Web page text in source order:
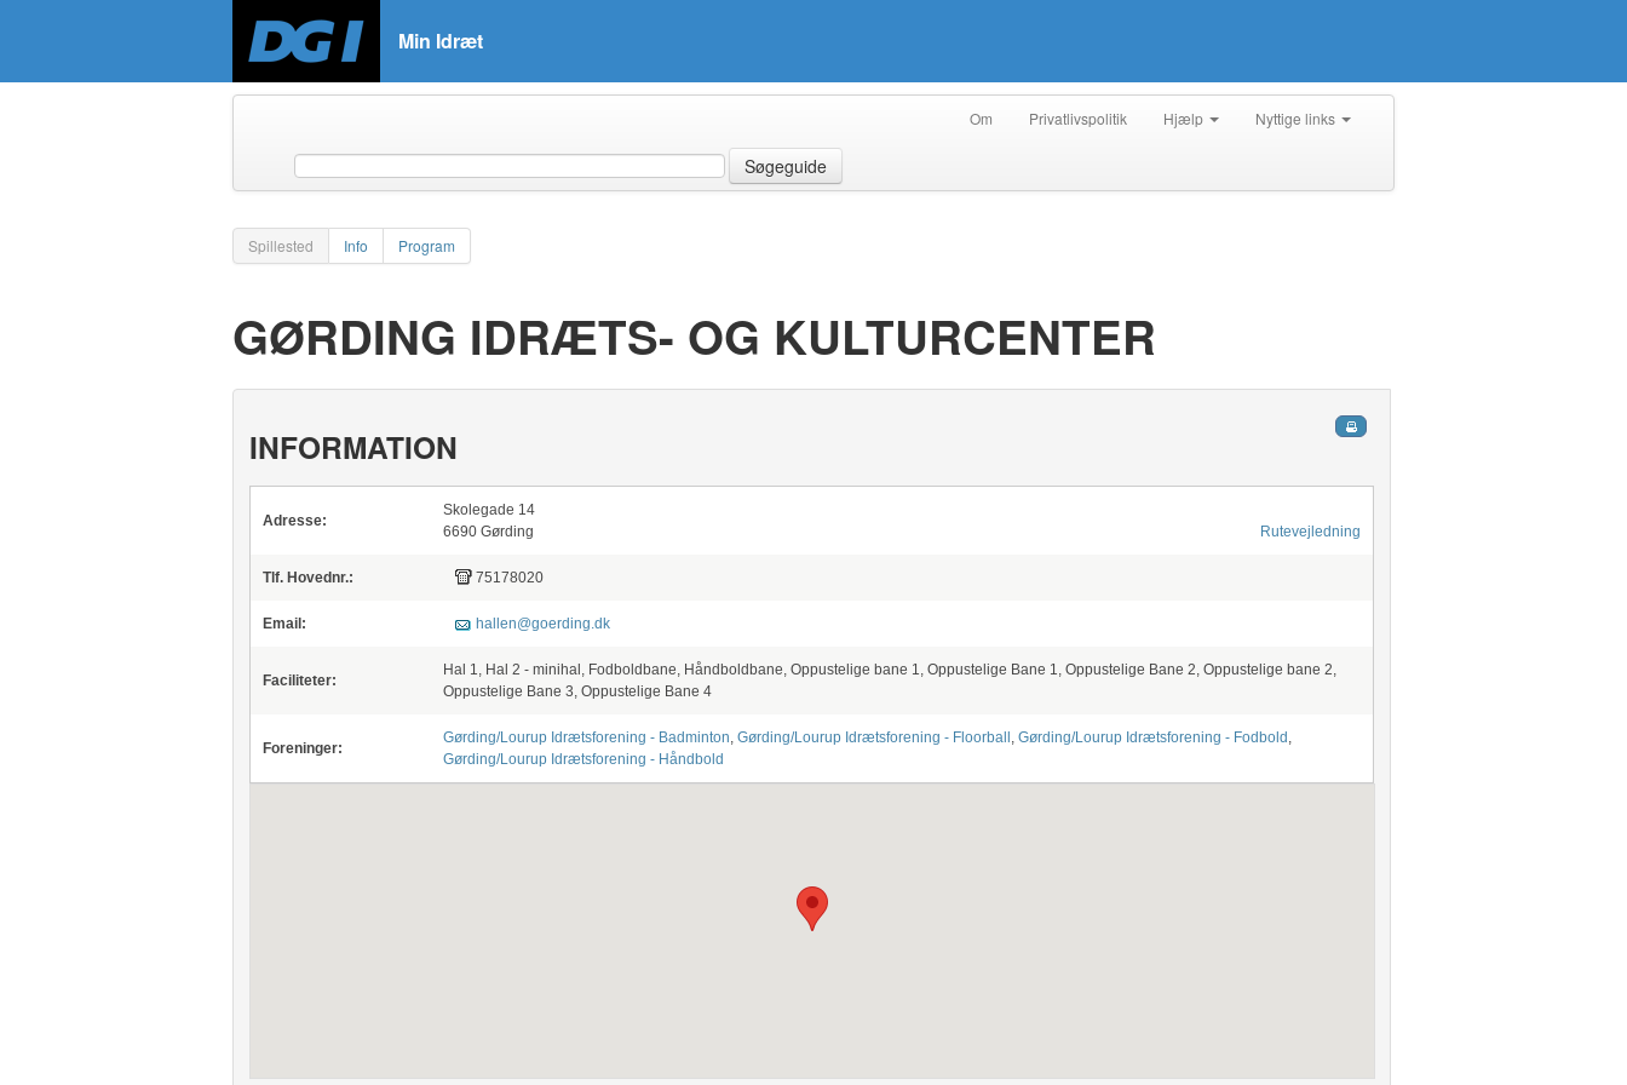
Min Idræt
Om Privatlivspolitik Hjælp Nyttige links
Søgeguide
Spillested Info Program
GØRDING IDRÆTS- OG KULTURCENTER
INFORMATION
Adresse:
Skolegade 14
6690 Gørding
Rutevejledning
Tlf. Hovednr.: 75178020
Email: hallen@goerding.dk
Faciliteter:
Hal 1, Hal 2 - minihal, Fodboldbane, Håndboldbane, Oppustelige bane 1, Oppustelige Bane 1, Oppustelige Bane 2, Oppustelige bane 2,
Oppustelige Bane 3, Oppustelige Bane 4
Foreninger:
Gørding/Lourup Idrætsforening - Badminton, Gørding/Lourup Idrætsforening - Floorball , Gørding/Lourup Idrætsforening - Fodbold ,
Gørding/Lourup Idrætsforening - Håndbold